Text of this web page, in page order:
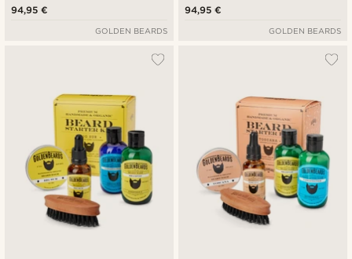
94,95 €
GOLDEN BEARDS
94,95 €
GOLDEN BEARDS